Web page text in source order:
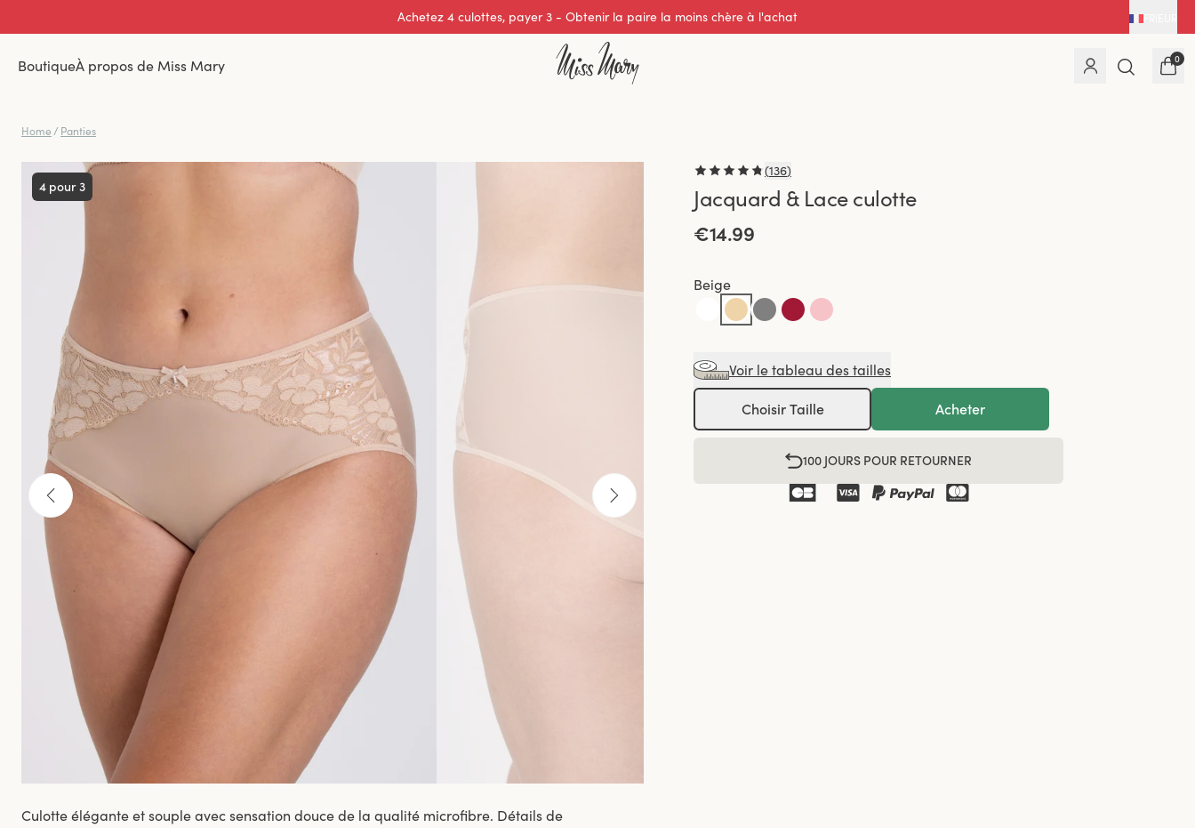
Excellente note de 0 sur 5
BoutiqueÀ propos de Miss Mary 0
Home / Panties
4 pour 3
(136)
Jacquard & Lace culotte
€14.99
Beige
Voir le tableau des tailles
Choisir Taille Acheter
100 JOURS POUR RETOURNER
Culotte élégante et souple avec sensation douce de la qualité microfibre. Détails de